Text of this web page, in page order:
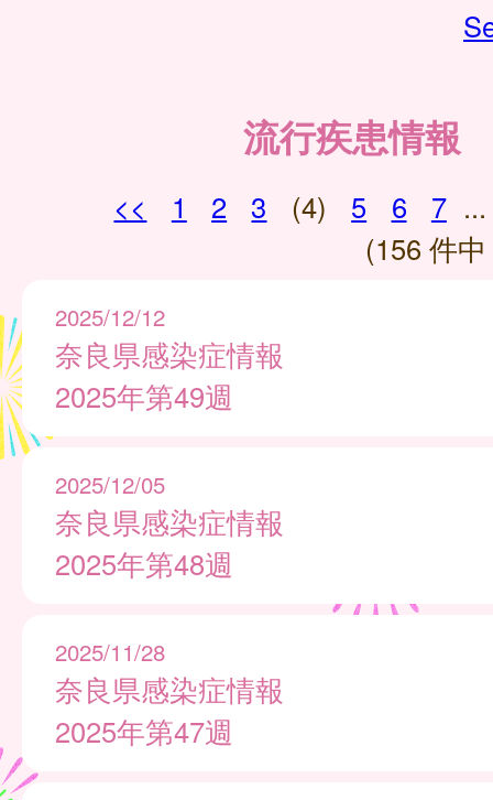
流行疾患情報
<< 1 2 3 (4) 5 6 7 ...
(156 件
2025/12/12
奈良県感染症情報
2025年第49週
2025/12/05
奈良県感染症情報
2025年第48週
2025/11/28
奈良県感染症情報
2025年第47週